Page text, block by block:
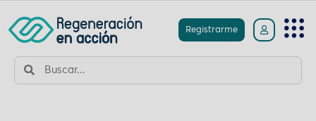
Registrarme